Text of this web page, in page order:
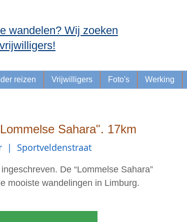
wandelen? Wij zoeken
vrijwilligers!
reizen Vrijwilligers Foto's Werking
Sahara". 17km
  |
Sportveldenstraat
De “Lommelse Sahara”
mooiste wandelingen in Limburg.